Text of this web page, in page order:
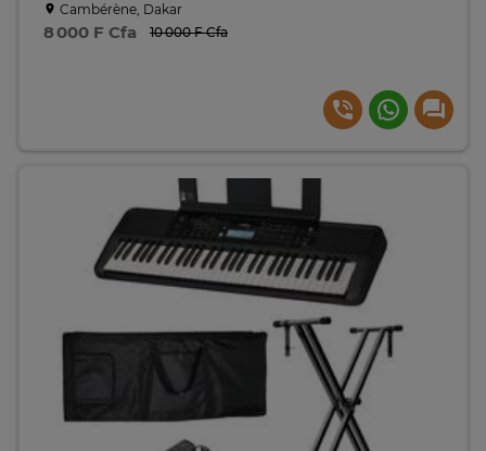
Cambérène, Dakar
8 000 F Cfa 10 000 F Cfa